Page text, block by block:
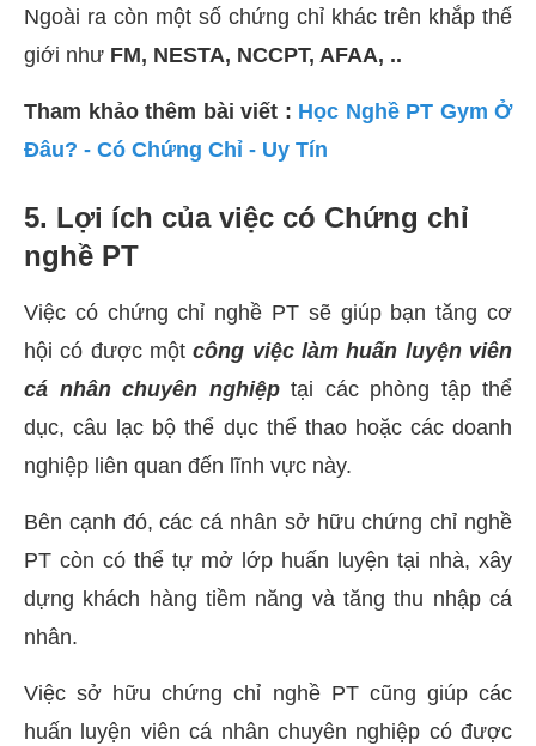
Ngoài ra còn một số chứng chỉ khác trên khắp thế
giới như FM, NESTA, NCCPT, AFAA, ..
Tham khảo thêm bài viết : Học Nghề PT Gym Ở
Đâu? - Có Chứng Chỉ - Uy Tín
5. Lợi ích của việc có Chứng chỉ
nghề PT
Việc có chứng chỉ nghề PT sẽ giúp bạn tăng cơ
hội có được một công việc làm huấn luyện viên
cá nhân chuyên nghiệptại các phòng tập thể
dục, câu lạc bộ thể dục thể thao hoặc các doanh
nghiệp liên quan đến lĩnh vực này.
Bên cạnh đó, các cá nhân sở hữu chứng chỉ nghề
PT còn có thể tự mở lớp huấn luyện tại nhà, xây
dựng khách hàng tiềm năng và tăng thu nhập cá
nhân.
Việc sở hữu chứng chỉ nghề PT cũng giúp các
huấn luyện viên cá nhân chuyên nghiệp có được